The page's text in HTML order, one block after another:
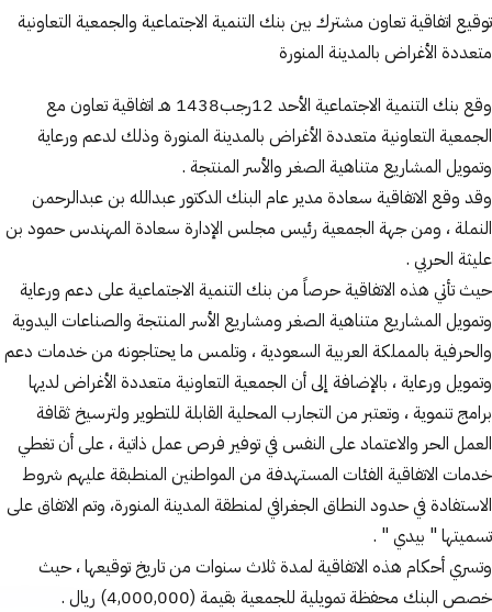
توقيع اتفاقية تعاون مشترك بين بنك التنمية الاجتماعية والجمعية التعاونية
متعددة الأغراض بالمدينة المنورة
وقع بنك التنمية الاجتماعية الأحد 12رجب1438 هـ اتفاقية تعاون مع
الجمعية التعاونية متعددة الأغراض بالمدينة المنورة وذلك لدعم ورعاية
وتمويل المشاريع متناهية الصغر والأسر المنتجة .
وقد وقع الاتفاقية سعادة مدير عام البنك الدكتور عبدالله بن عبدالرحمن
النملة ، ومن جهة الجمعية رئيس مجلس الإدارة سعادة المهندس حمود بن
عليثة الحربي .
حيث تأتي هذه الاتفاقية حرصاً من بنك التنمية الاجتماعية على دعم ورعاية
وتمويل المشاريع متناهية الصغر ومشاريع الأسر المنتجة والصناعات اليدوية
والحرفية بالمملكة العربية السعودية ، وتلمس ما يحتاجونه من خدمات دعم
وتمويل ورعاية ، بالإضافة إلى أن الجمعية التعاونية متعددة الأغراض لديها
برامج تنموية ، وتعتبر من التجارب المحلية القابلة للتطوير ولترسيخ ثقافة
العمل الحر والاعتماد على النفس في توفير فرص عمل ذاتية ، على أن تغطي
خدمات الاتفاقية الفئات المستهدفة من المواطنين المنطبقة عليهم شروط
الاستفادة في حدود النطاق الجغرافي لمنطقة المدينة المنورة، وتم الاتفاق على
تسميتها " بيدي " .
وتسري أحكام هذه الاتفاقية لمدة ثلاث سنوات من تاريخ توقيعها ، حيث
خصص البنك محفظة تمويلية للجمعية بقيمة (4,000,000) ريال .